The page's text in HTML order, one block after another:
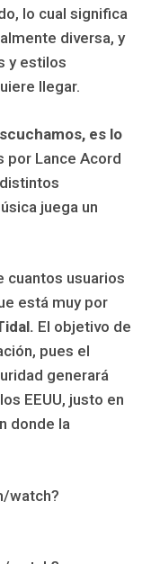
lo cual significa
diversa, y
y estilos
llegar.
es lo
por Lance Acord
juega un
cuantos usuarios
está muy por
El objetivo de
pues el
generará
EEUU, justo en
donde la
watch?